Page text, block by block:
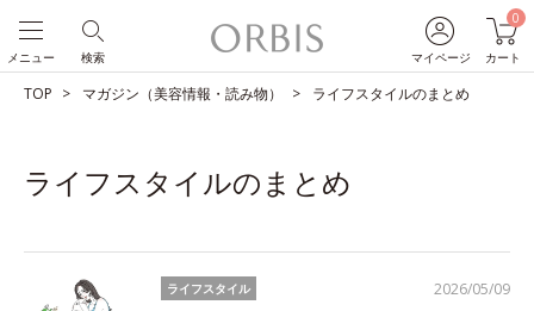
マイページ
0
カート
検索
メニュー
TOP マガジン（美容情報・読み物） ライフスタイルのまとめ
ライフスタイルのまとめ
2026/05/09
ライフスタイル